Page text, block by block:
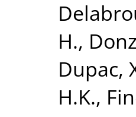
H.,
Dupac,
H.K.,